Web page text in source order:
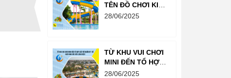
TÊN ĐỒ CHƠI KINH
BẮC TRƯỚC CẢ
28/06/2025
TỪ KHU VUI CHƠI
MINI ĐẾN TỔ HỢP
GIẢI TRÍ NGHÌN M²
28/06/2025